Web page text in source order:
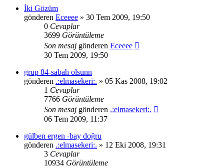
İki Gözüm
gönderen Eceeee » 30 Tem 2009, 19:50
0 Cevaplar
3699 Görüntüleme
Son mesaj gönderen Eceeee
30 Tem 2009, 19:50
grup 84-sabah olsunn
gönderen .:elmasekeri:. » 05 Kas 2008, 19:02
1 Cevaplar
7766 Görüntüleme
Son mesaj gönderen .:elmasekeri:.
06 Tem 2009, 11:37
gülben ergen -bay doğru
gönderen .:elmasekeri:. » 12 Eki 2008, 19:31
3 Cevaplar
10934 Görüntüleme